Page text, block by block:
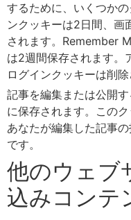
するために、いくつか
ンクッキーは2日間、画
されます。Remember
は2週間保存されます。
ログインクッキーは削除
記事を編集または公開
に保存されます。この
あなたが編集した記事
です。
他のウェブ
込みコンテ